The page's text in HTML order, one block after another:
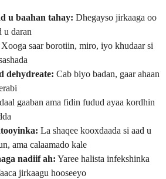
u baahan tahay: Dhegayso jirkaaga oo
u daran
Xooga saar borotiin, miro, iyo khudaar si
dehydreate: Cab biyo badan, gaar ahaan
gaaban ama fidin fudud ayaa kordhin
La shaqee kooxdaada si aad u
ama calaamado kale
nadiif ah: Yaree halista infekshinka
jirkaagu hooseeyo